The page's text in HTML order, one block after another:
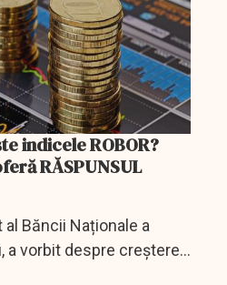
indicele ROBOR?
RĂSPUNSUL
Băncii Naționale a
a vorbit despre creșterea
că ”putea fi și mai